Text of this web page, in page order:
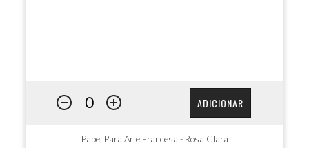
ADICIONAR
Papel Para Arte Francesa - Rosa Clara